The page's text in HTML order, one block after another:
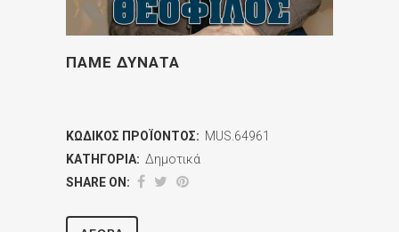
ΠΑΜΕ ΔΥΝΑΤΑ
ΚΩΔΙΚΌΣ ΠΡΟΪΌΝΤΟΣ: MUS.64961
ΚΑΤΗΓΟΡΊΑ: Δημοτικά
SHARE ON: